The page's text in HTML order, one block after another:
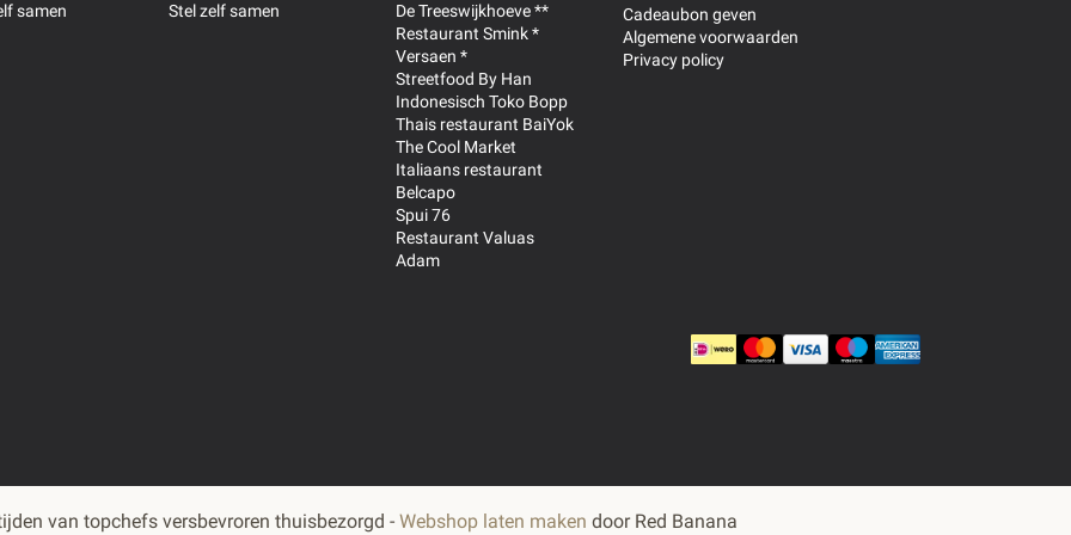
het bord. Samen met
ervaring.
lactose, soja en
samen Stel zelf samen
De Treeswijkhoeve **
Restaurant Smink *
Versaen *
Streetfood By Han
Indonesisch Toko Bopp
Thais restaurant BaiYok
The Cool Market
Italiaans restaurant
Belcapo
Spui 76
Restaurant Valuas
Adam
Cadeaubon geven
Algemene voorwaarden
Privacy policy
van topchefs versbevroren thuisbezorgd - Webshop laten maken door Red Banana